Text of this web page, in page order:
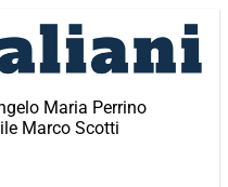
Maria Perrino
Marco Scotti